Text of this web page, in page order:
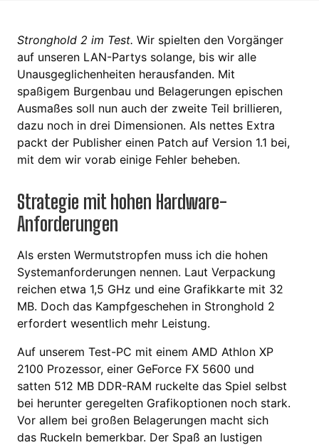
Stronghold 2 im Test. Wir spielten den Vorgänger
auf unseren LAN-Partys solange, bis wir alle
Unausgeglichenheiten herausfanden. Mit
spaßigem Burgenbau und Belagerungen epischen
Ausmaßes soll nun auch der zweite Teil brillieren,
dazu noch in drei Dimensionen. Als nettes Extra
packt der Publisher einen Patch auf Version 1.1 bei,
mit dem wir vorab einige Fehler beheben.
Strategie mit hohen Hardware-
Anforderungen
Als ersten Wermutstropfen muss ich die hohen
Systemanforderungen nennen. Laut Verpackung
reichen etwa 1,5 GHz und eine Grafikkarte mit 32
MB. Doch das Kampfgeschehen in Stronghold 2
erfordert wesentlich mehr Leistung.
Auf unserem Test-PC mit einem AMD Athlon XP
2100 Prozessor, einer GeForce FX 5600 und
satten 512 MB DDR-RAM ruckelte das Spiel selbst
bei herunter geregelten Grafikoptionen noch stark.
Vor allem bei großen Belagerungen macht sich
das Ruckeln bemerkbar. Der Spaß an lustigen